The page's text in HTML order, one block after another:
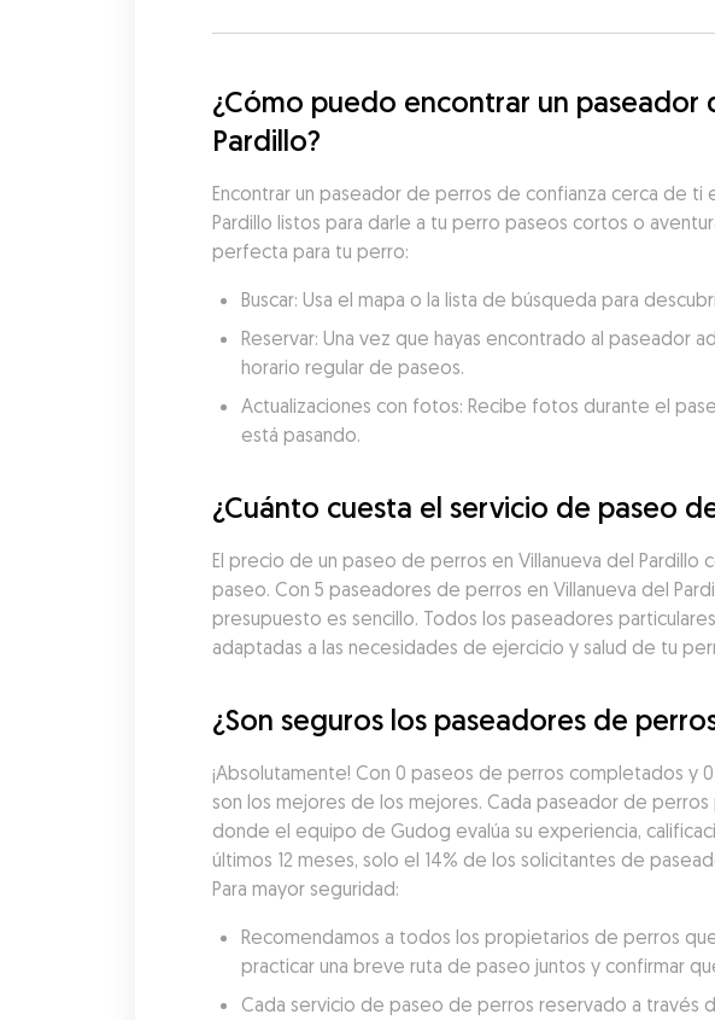
¿Cómo puedo encontrar un
Pardillo?
Encontrar un paseador de perros de confianza cerca de
Pardillo listos para darle a tu perro paseos cortos o
perfecta para tu perro:
Buscar: Usa el mapa o la lista de búsqueda para
Reservar: Una vez que hayas encontrado al paseador
horario regular de paseos.
Actualizaciones con fotos: Recibe fotos durante el
está pasando.
¿Cuánto cuesta el servicio de paseo
El precio de un paseo de perros en Villanueva del
paseo. Con 5 paseadores de perros en Villanueva del
presupuesto es sencillo. Todos los paseadores
adaptadas a las necesidades de ejercicio y salud de tu
¿Son seguros los paseadores de
¡Absolutamente! Con 0 paseos de perros completados
son los mejores de los mejores. Cada paseador de
donde el equipo de Gudog evalúa su experiencia,
últimos 12 meses, solo el 14% de los solicitantes de
Para mayor seguridad:
Recomendamos a todos los propietarios de perros
practicar una breve ruta de paseo juntos y confirmar
Cada servicio de paseo de perros reservado a través